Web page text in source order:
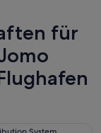
für
System